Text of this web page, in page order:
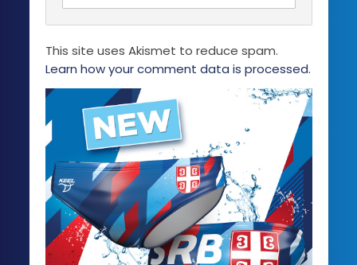
This site uses Akismet to reduce spam.
Learn how your comment data is processed.